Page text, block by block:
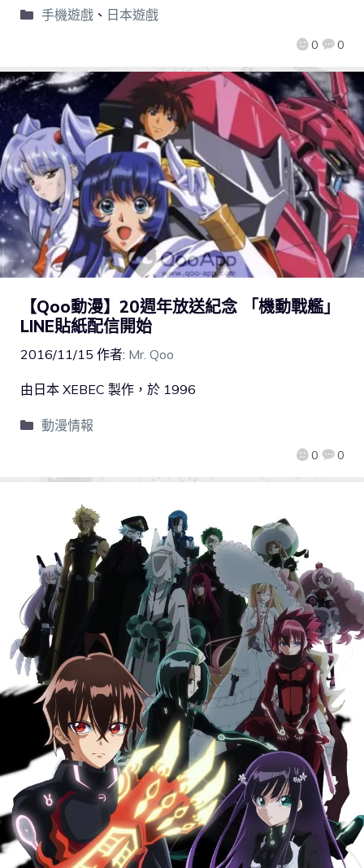
0 0
手機遊戲、 日本遊戲
【Qoo動漫】20週年放送紀念 「機動戰艦」
LINE貼紙配信開始
2016/11/15 作者: Mr. Qoo
0 0
由日本 XEBEC 製作，於 1996
動漫情報